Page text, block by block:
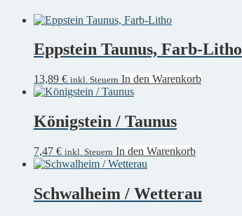
Eppstein Taunus, Farb-Litho
13,89 € inkl. Steuern In den Warenkorb
Königstein / Taunus
7,47 € inkl. Steuern In den Warenkorb
Schwalheim / Wetterau